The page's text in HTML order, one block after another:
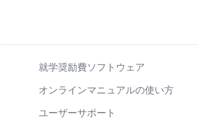
就学奨励費ソフトウェア
オンラインマニュアルの使い方
ユーザーサポート